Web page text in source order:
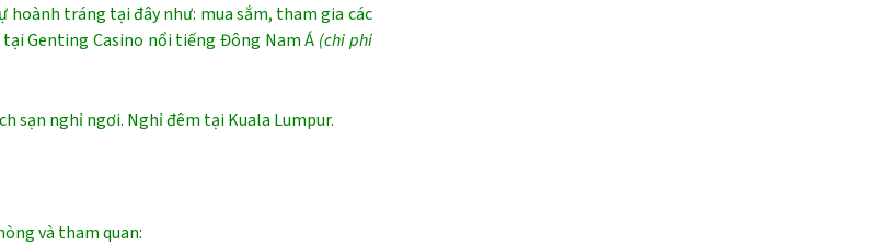
tráng tại đây như: mua sắm, tham gia các
Genting Casino nổi tiếng Đông Nam Á (chi phí
sạn nghỉ ngơi. Nghỉ đêm tại Kuala Lumpur.
và tham quan: